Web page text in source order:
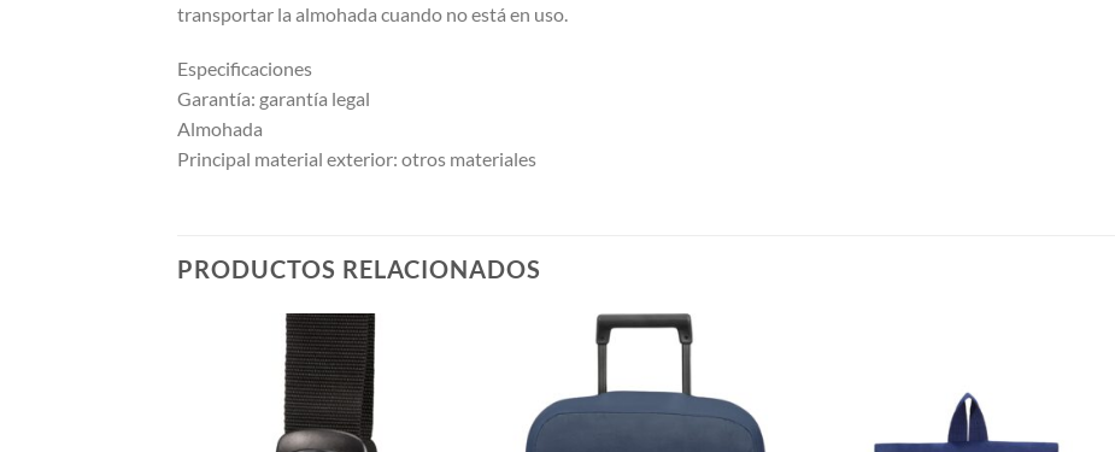
transportar la almohada cuando no está en uso.
Especificaciones
Garantía: garantía legal
Almohada
Principal material exterior: otros materiales
PRODUCTOS RELACIONADOS